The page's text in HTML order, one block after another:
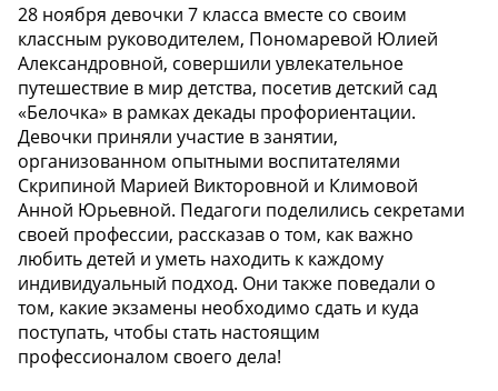
28 ноября девочки 7 класса вместе со своим
классным руководителем, Пономаревой Юлией
Александровной, совершили увлекательное
путешествие в мир детства, посетив детский сад
«Белочка» в рамках декады профориентации.
Девочки приняли участие в занятии,
организованном опытными воспитателями
Скрипиной Марией Викторовной и Климовой
Анной Юрьевной. Педагоги поделились секретами
своей профессии, рассказав о том, как важно
любить детей и уметь находить к каждому
индивидуальный подход. Они также поведали о
том, какие экзамены необходимо сдать и куда
поступать, чтобы стать настоящим
профессионалом своего дела!